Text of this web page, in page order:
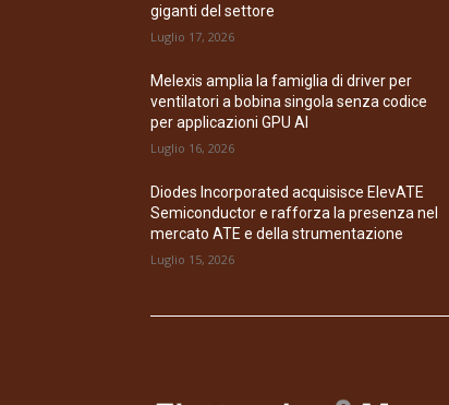
giganti del settore
Luglio 17, 2026
Melexis amplia la famiglia di driver per
ventilatori a bobina singola senza codice
per applicazioni GPU AI
Luglio 16, 2026
Diodes Incorporated acquisisce ElevATE
Semiconductor e rafforza la presenza nel
mercato ATE e della strumentazione
Luglio 15, 2026